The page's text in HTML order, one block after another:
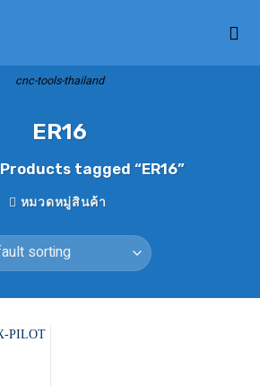
cnc-tools-thailand
ER16
Products tagged “ER16”
หมวดหมู่สินค้า